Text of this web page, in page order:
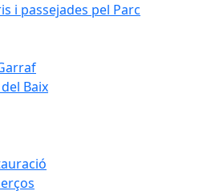
i passejades pel Parc
Baix